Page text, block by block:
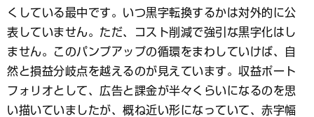
くしている最中です。いつ黒字転換するかは対外的に公
表していません。ただ、コスト削減で強引な黒字化はし
ません。このパンプアップの循環をまわしていけば、自
然と損益分岐点を越えるのが見えています。収益ポート
フォリオとして、広告と課金が半々くらいになるのを思
い描いていましたが、概ね近い形になっていて、赤字幅